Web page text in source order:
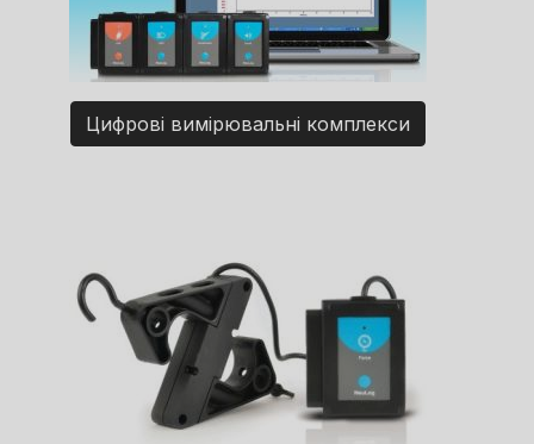
Цифрові вимірювальні комплекси